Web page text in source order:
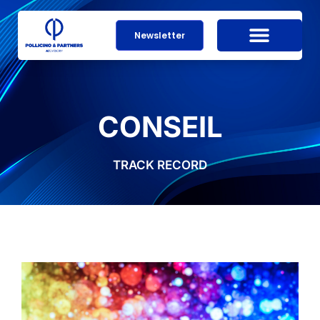
Newsletter
CONSEIL
TRACK RECORD